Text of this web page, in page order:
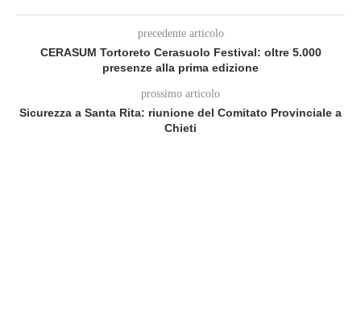
precedente articolo
CERASUM Tortoreto Cerasuolo Festival: oltre 5.000
presenze alla prima edizione
prossimo articolo
Sicurezza a Santa Rita: riunione del Comitato Provinciale a
Chieti